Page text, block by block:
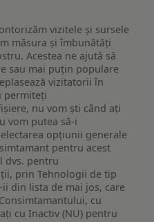
vizitele și sursele
măsura și îmbunătăți
Acestea ne ajută să
sau mai puțin populare
vizitatorii în
permiteți
nu vom ști când ați
vom putea să-i
opțiunii generale
pentru acest
dvs. pentru
prin Tehnologii de tip
din lista de mai jos, care
cu
cu Inactiv (NU) pentru